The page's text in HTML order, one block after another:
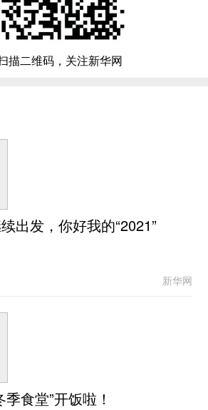
描二维码，关注新华网
出发，你好我的“2021”
新华网
食堂”开饭啦！